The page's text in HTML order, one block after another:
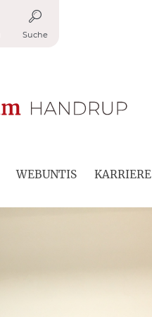
Suche
WEBUNTIS KARRIERE